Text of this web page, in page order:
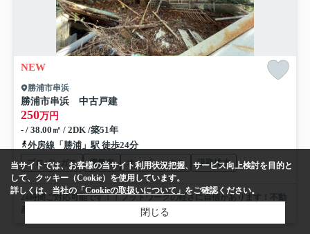
NEW
勝浦市串浜
勝浦市串浜 中古戸建
250万円
- / 38.00㎡ / 2DK /築51年
外房線「勝浦」駅 徒歩24分
プロパンガス 電気有 オープンハウス 汲取排水
24時間ご対応可能です！！フットワークの軽さに自信があります！不動
産会社探しでお悩みのお客様、ぜひ当社へお任せください！
当サイトでは、お客様の当サイト利用状況把握、サービス向上検討を目的と
して、クッキー（Cookie）を使用しています。
詳しくは、当社の 「Cookieの取扱いについて」 をご確認ください。
閉じる